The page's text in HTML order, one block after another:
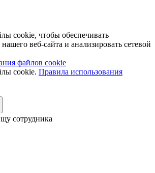
cookie, чтобы обеспечивать
веб-сайта и анализировать сетевой
файлов cookie
cookie. Правила использования
сотрудника